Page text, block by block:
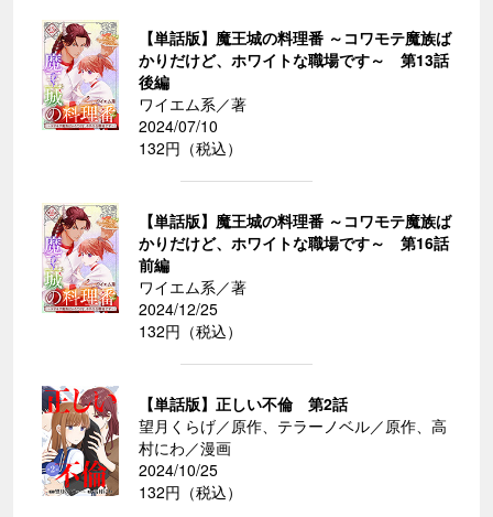
【単話版】魔王城の料理番 ～コワモテ魔族ば
かりだけど、ホワイトな職場です～ 第13話
後編
ワイエム系／著
2024/07/10
132円（税込）
【単話版】魔王城の料理番 ～コワモテ魔族ば
かりだけど、ホワイトな職場です～ 第16話
前編
ワイエム系／著
2024/12/25
132円（税込）
【単話版】正しい不倫 第2話
望月くらげ／原作、テラーノベル／原作、高
村にわ／漫画
2024/10/25
132円（税込）